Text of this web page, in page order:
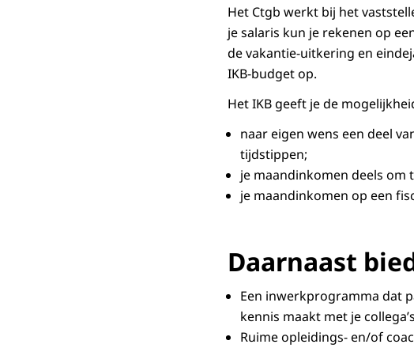
Het Ctgb werkt bij het
je salaris kun je rekenen op
de vakantie-uitkering en
IKB-budget op.
Het IKB geeft je de
naar eigen wens een deel
tijdstippen;
je maandinkomen deels om
je maandinkomen op een
Daarnaast
Een inwerkprogramma dat
kennis maakt met je
Ruime opleidings- en/of